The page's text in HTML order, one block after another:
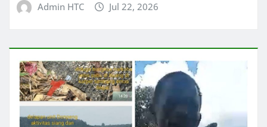
Admin HTC Jul 22, 2026